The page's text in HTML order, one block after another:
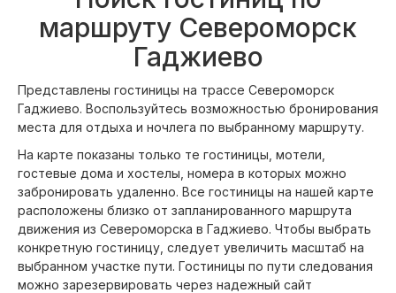
маршруту Североморск
Гаджиево
Представлены гостиницы на трассе Североморск
Гаджиево. Воспользуйтесь возможностью бронирования
места для отдыха и ночлега по выбранному маршруту.
На карте показаны только те гостиницы, мотели,
гостевые дома и хостелы, номера в которых можно
забронировать удаленно. Все гостиницы на нашей карте
расположены близко от запланированного маршрута
движения из Североморска в Гаджиево. Чтобы выбрать
конкретную гостиницу, следует увеличить масштаб на
выбранном участке пути. Гостиницы по пути следования
можно зарезервировать через надежный сайт